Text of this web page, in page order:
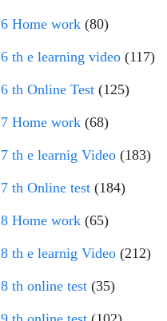
6 Home work(80)
6 th e learning video(117)
6 th Online Test(125)
7 Home work(68)
7 th e learnig Video(183)
7 th Online test(184)
8 Home work(65)
8 th e learnig Video(212)
8 th online test(35)